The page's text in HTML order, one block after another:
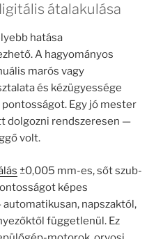
átalakulása
hatása
A hagyományos
marós vagy
és kézügyessége
Egy jó mester
dolgozni rendszeresen —
volt.
±0,005 mm-es, sőt szub-
képes
napszaktól,
függetlenül. Ez